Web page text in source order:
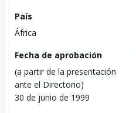
País
África
Fecha de aprobación
(a partir de la presentación
ante el Directorio)
30 de junio de 1999